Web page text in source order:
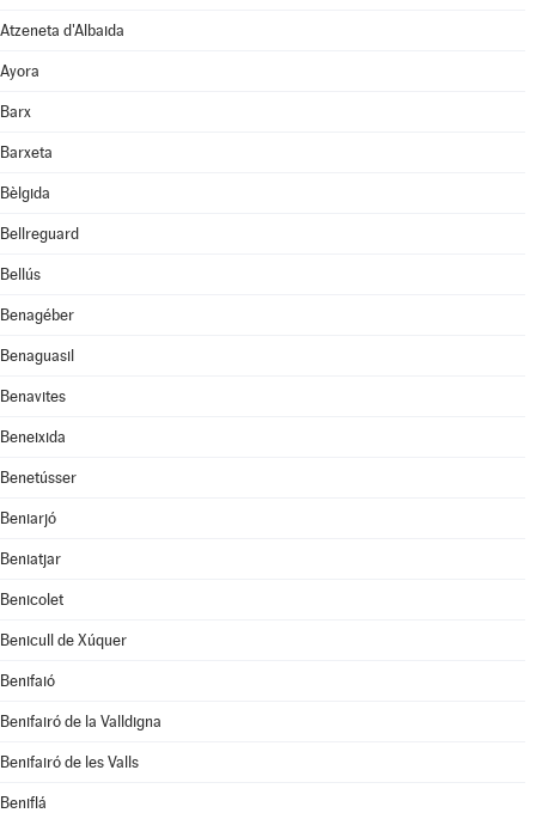
Atzeneta d'Albaida
Ayora
Barx
Barxeta
Bèlgida
Bellreguard
Bellús
Benagéber
Benaguasil
Benavites
Beneixida
Benetússer
Beniarjó
Beniatjar
Benicolet
Benicull de Xúquer
Benifaió
Benifairó de la Valldigna
Benifairó de les Valls
Beniflá